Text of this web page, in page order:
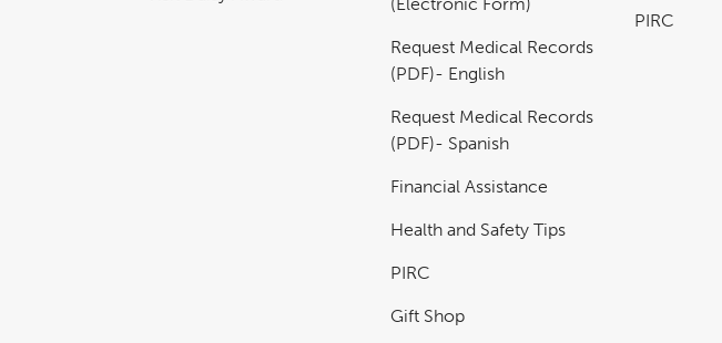
Request Medical Records
(PDF)- English
Request Medical Records
(PDF)- Spanish
Financial Assistance
Health and Safety Tips
PIRC
Gift Shop
PIRC